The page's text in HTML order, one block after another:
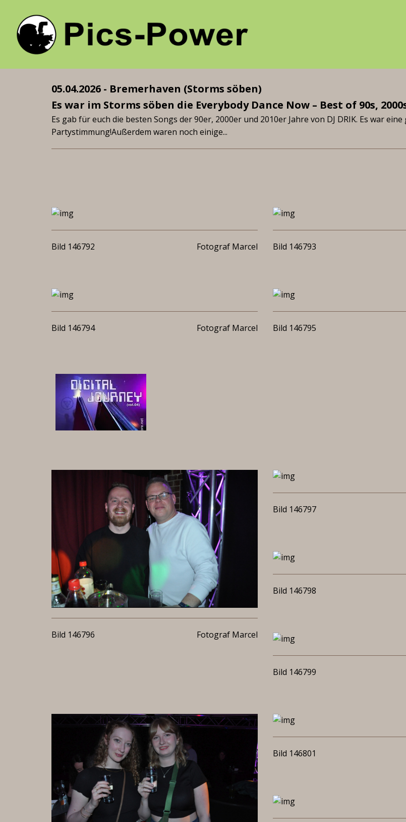
05.04.2026 - Bremerhaven (Storms söben)
Es war im Storms söben die Everybody Dance Now – Best of 90s,
Es gab für euch die besten Songs der 90er, 2000er und 2010er Jahre von DJ DRIK. Es war
Partystimmung!Außerdem waren noch einige...
Bild 146792 Fotograf Marcel Bild 146793
Bild 146794 Fotograf Marcel Bild 146795
Bild 146796 Fotograf Marcel
Bild 146797
Bild 146798
Bild 146799
Bild 146801